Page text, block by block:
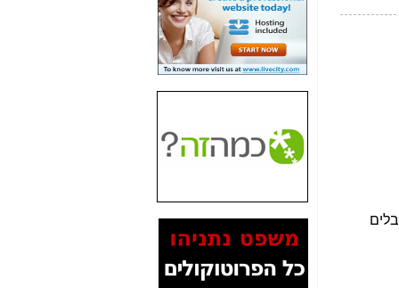
בדיוק מה שביבי אישר
כאן
האם השר איוב קרא
היה צריך בכלל לחתום
על האישור, שנתן
האם ביבי וקרא קבלו
בכלל תמורה עבור
המסמכים בנושא בזק-
Yes (תיק 4000)
מוכיחים "תפירת תיק"
לאיש הלא נכון! -כאן